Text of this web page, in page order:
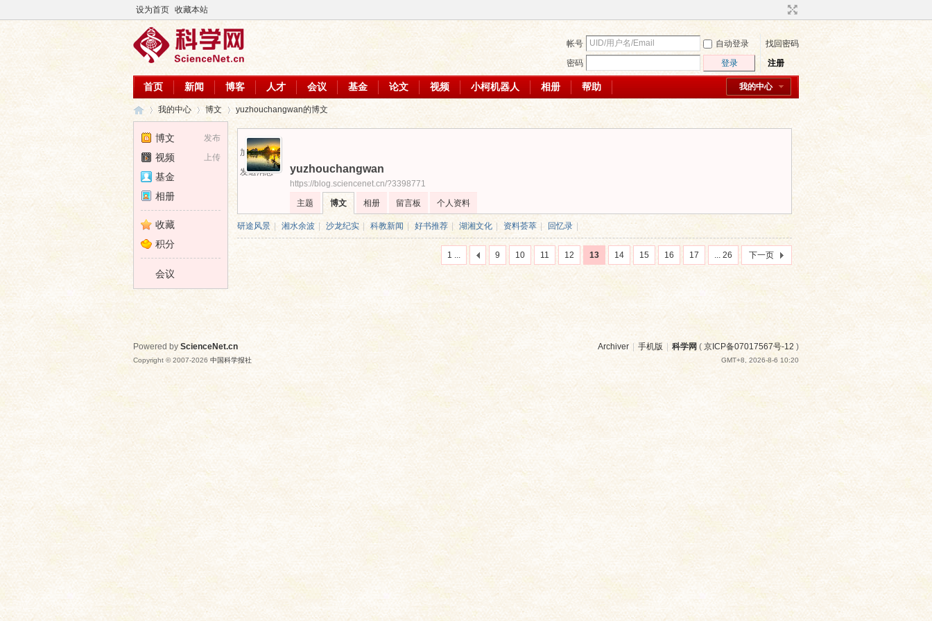
设为首页 收藏本站
帐号 自动登录
找回密码
密码
登录 注册
我的中心
首页 新闻 博客 人才 会议 基金 论文 视频 小柯机器人 相册 帮助
学
›
我的中心 博文 yuzhouchangwan的博文
加为好友
发送消息
yuzhouchangwan
https://blog.sciencenet.cn/?3398771
主题
博文 相册 留言板 个人资料
研途风景 湘水余波 | 沙龙纪实 科教新闻 好书推荐 湖湘文化 | 资料荟萃 | 回忆录
1 ... 9 10 11 12 13 14 15 16 17 ... 26 下一页
发布
博文
上传
视频
基金
相册
收藏
积分
会议
Archiver 手机版 科学网 ( 京ICP备07017567号-12 )
GMT+8, 2026-8-6 10:20
Powered by ScienceNet.cn
Copyright © 2007-2026 中国科学报社